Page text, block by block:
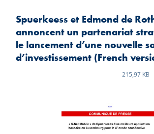
Spuerkeess et Edmond de
annoncent un partenariat
le lancement d’une nouvelle
d’investissement (French
Taille du
215,97 KB